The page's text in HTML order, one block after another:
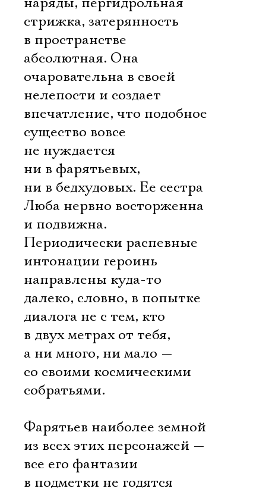
стрижка, затерянность
в пространстве
абсолютная. Она
очаровательна в своей
нелепости и создает
впечатление, что подобное
существо вовсе
не нуждается
ни в фарятьевых,
ни в бедхудовых. Ее сестра
Люба нервно восторженна
и подвижна.
Периодически распевные
интонации героинь
направлены куда-то
далеко, словно, в попытке
диалога не с тем, кто
в двух метрах от тебя,
а ни много, ни мало —
со своими космическими
собратьями.
Фарятьев наиболее земной
из всех этих персонажей —
все его фантазии
в подметки не годятся